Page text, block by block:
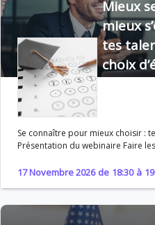
Mieux
mieux
tes
choix
Se connaître pour mieux choisir :
Présentation du webinaire Faire les bons choix d’orientation ou de
carrière suppose avant tout de
souvent difficile d’identifier
de personnalité, et à utiliser ces
éclairées et cohérentes avec vos objectifs. Au
17 Novembre 2026 de 18:30 à